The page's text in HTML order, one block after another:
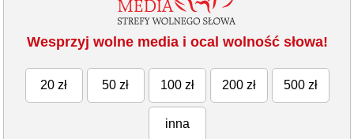
Wesprzyj wolne media i ocal wolność słowa!
20 zł 50 zł 100 zł 200 zł 500 zł
inna